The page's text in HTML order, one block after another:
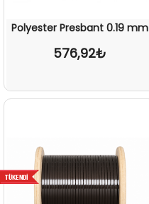
Polyester Presbant 0.19 mm
576,92₺